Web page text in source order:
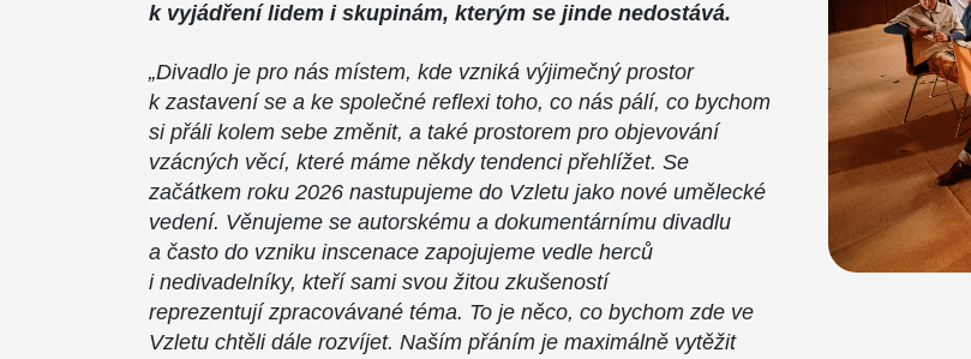
k vyjádření lidem i skupinám, kterým se jinde nedostává.
„Divadlo je pro nás místem, kde vzniká výjimečný prostor
k zastavení se a ke společné reflexi toho, co nás pálí, co bychom
si přáli kolem sebe změnit, a také prostorem pro objevování
vzácných věcí, které máme někdy tendenci přehlížet. Se
začátkem roku 2026 nastupujeme do Vzletu jako nové umělecké
vedení. Věnujeme se autorskému a dokumentárnímu divadlu
a často do vzniku inscenace zapojujeme vedle herců
i nedivadelníky, kteří sami svou žitou zkušeností
reprezentují zpracovávané téma. To je něco, co bychom zde ve
Vzletu chtěli dále rozvíjet. Naším přáním je maximálně vytěžit